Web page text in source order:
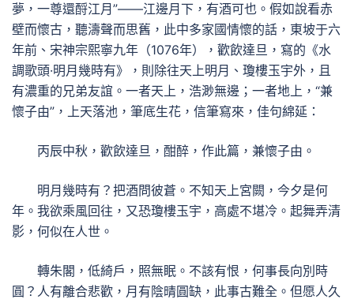
夢，一尊還酹江月”——江邊月下，有酒可也。假如說看赤
壁而懷古，聽濤聲而思舊，此中多家國情懷的話，東坡于六
年前、宋神宗熙寧九年（1076年），歡飲達旦，寫的《水
調歌頭·明月幾時有》，則除往天上明月、瓊樓玉宇外，且
有濃重的兄弟友誼。一者天上，浩渺無邊；一者地上，“兼
懷子由”，上天落池，筆底生花，信筆寫來，佳句綿延：
丙辰中秋，歡飲達旦，酣醉，作此篇，兼懷子由。
明月幾時有？把酒問彼蒼。不知天上宮闕，今夕是何
年。我欲乘風回往，又恐瓊樓玉宇，高處不堪冷。起舞弄清
影，何似在人世。
轉朱閣，低綺戶，照無眠。不該有恨，何事長向別時
圓？人有離合悲歡，月有陰晴圓缺，此事古難全。但愿人久